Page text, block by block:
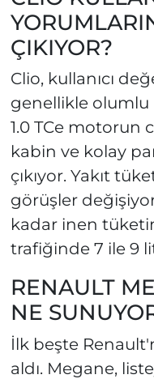
ÇIKIYOR?
Clio, kullanıcı
genellikle olumlu
1.0 TCe motorun
kabin ve kolay
çıkıyor. Yakıt
görüşler
kadar inen
trafiğinde 7 ile 9
RENAULT
NE
İlk beşte
aldı. Megane,